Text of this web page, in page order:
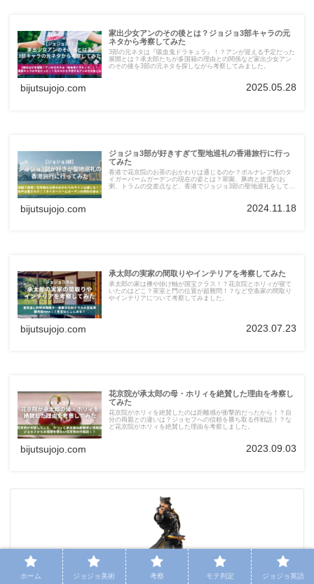
家出少女アンのその後とは？ジョジョ3部キャラの元
ネタから考察してみた
3部の元ネタは『吸血鬼ドラキュラ』！？アンが迎える予定だった
展開とは？承太郎たちが多国籍の理由との関係など家出少女アン
のその後を3部の元ネタを探しながら考察してみました。
bijutsujojo.com 2025.05.28
ジョジョ3部が好きすぎて聖地巡礼の香港旅行に行っ
てみた
香港で花京院のお茶のおかわりは通じるのか？ポルナレフ戦のタ
イガーバームガーデンの現在の姿とは？翠園、豚肉と皮蛋のお
粥、トラムの交差点など、香港でジョジョ3部の聖地巡礼をしてみ
bijutsujojo.com 2024.11.18
承太郎の実家の間取りやインテリアを考察してみた
承太郎の家は襖や掛け軸が国宝クラス！？花京院とホリィが寝て
いたのはどこ？茶室と門の位置が超難問！？など空条家の間取り
やインテリアについて考察してみました。
bijutsujojo.com 2023.07.23
花京院が承太郎の母・ホリィを絶賛した理由を考察し
てみた
花京院がホリィを絶賛したのは距離感が衝撃的だったから！？自
分の両親との違いは？ジョセフへの信頼を勝ち取る作戦説！？な
ど花京院がホリィを絶賛した理由を考察しました。
bijutsujojo.com 2023.09.03
ホーム ジョジョ美術 考察 モテ判定 ジョジョ英語